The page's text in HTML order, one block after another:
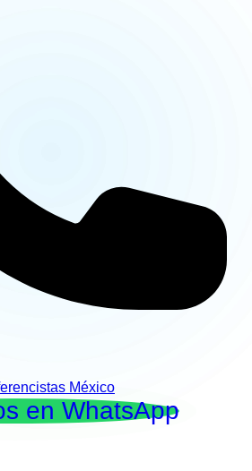
México
en WhatsApp